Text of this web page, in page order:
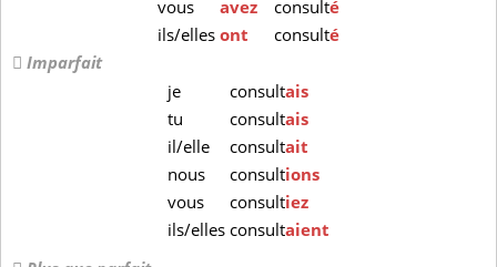
vous
avez consulté
ils/ellesont consulté
Imparfait
je
consultais
tu
consultais
il/elle
consultait
nous
consultions
vous
consultiez
ils/elles consultaient